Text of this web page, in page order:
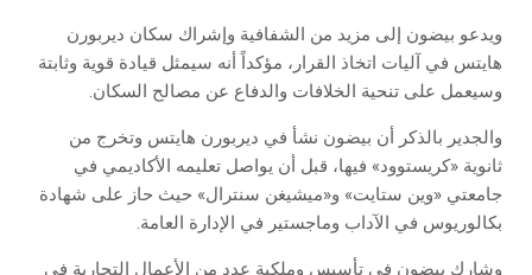
ويدعو بيضون إلى مزيد من الشفافية وإشراك سكان ديربورن
هايتس في آليات اتخاذ القرار، مؤكداً أنه سيمثل قيادة قوية وثابتة
وسيعمل على تنحية الخلافات والدفاع عن مصالح السكان.
والجدير بالذكر أن بيضون نشأ في ديربورن هايتس وتخرج من
ثانوية «كريستوود» فيها، قبل أن يواصل تعليمه الأكاديمي في
جامعتي «وين ستايت» و«ميشيغن سنترال» حيث حاز على شهادة
بكالوريوس في الآداب وماجستير في الإدارة العامة.
وشارك بيضون في تأسيس وملكية عدد من الأعمال التجارية في